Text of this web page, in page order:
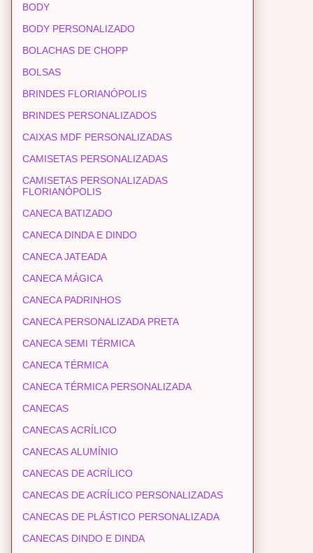
BODY
BODY PERSONALIZADO
BOLACHAS DE CHOPP
BOLSAS
BRINDES FLORIANÓPOLIS
BRINDES PERSONALIZADOS
CAIXAS MDF PERSONALIZADAS
CAMISETAS PERSONALIZADAS
CAMISETAS PERSONALIZADAS
FLORIANÓPOLIS
CANECA BATIZADO
CANECA DINDA E DINDO
CANECA JATEADA
CANECA MÁGICA
CANECA PADRINHOS
CANECA PERSONALIZADA PRETA
CANECA SEMI TÉRMICA
CANECA TÉRMICA
CANECA TÉRMICA PERSONALIZADA
CANECAS
CANECAS ACRÍLICO
CANECAS ALUMÍNIO
CANECAS DE ACRÍLICO
CANECAS DE ACRÍLICO PERSONALIZADAS
CANECAS DE PLÁSTICO PERSONALIZADA
CANECAS DINDO E DINDA